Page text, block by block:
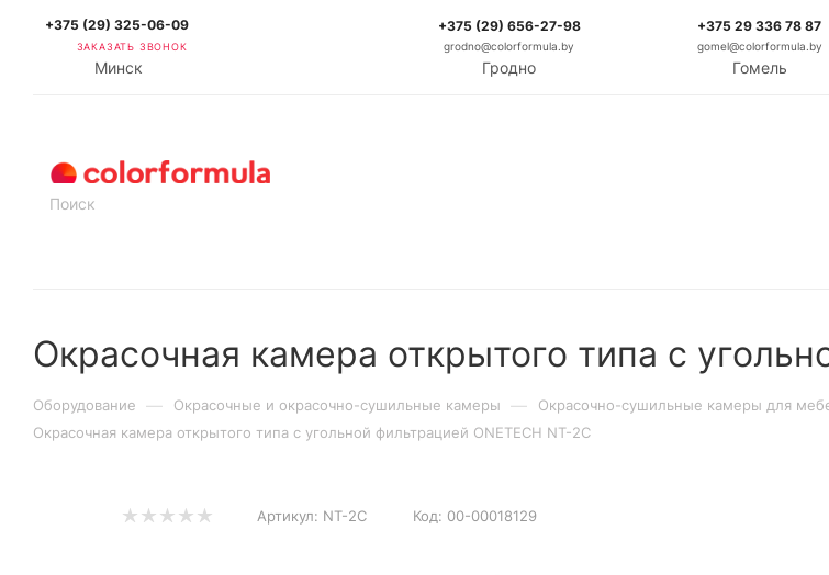
+375 (29) 325-06-09
ЗАКАЗАТЬ ЗВОНОК
Минск
+375 (29) 656-27-98
grodno@colorformula.by
Гродно
+375 29 336 78 87
gomel@colorformula.by
Гомель
Окрасочная камера открытого типа с
Оборудование — Окрасочные и окрасочно-сушильные камеры — Окрасочно-сушильные камеры для
Окрасочная камера открытого типа с угольной фильтрацией ONETECH NT-2C
Артикул: NT-2C Код: 00-00018129